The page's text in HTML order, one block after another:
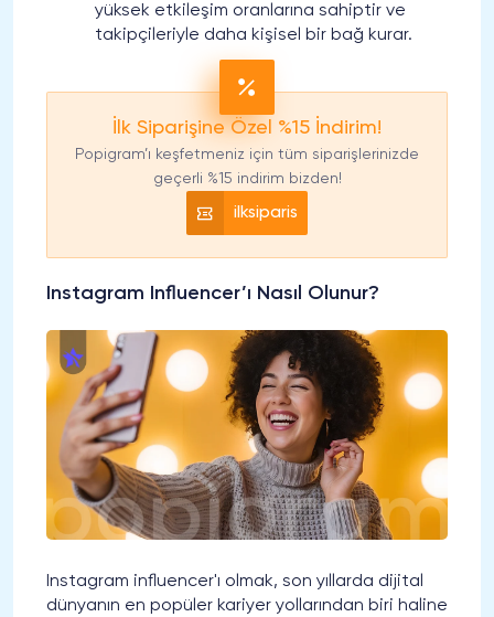
yüksek etkileşim oranlarına sahiptir ve
takipçileriyle daha kişisel bir bağ kurar.
İlk Siparişine Özel %15 İndirim!
Popigram’ı keşfetmeniz için tüm siparişlerinizde
geçerli %15 indirim bizden!
ilksiparis
Instagram Influencer’ı Nasıl Olunur?
Instagram influencer'ı olmak, son yıllarda dijital
dünyanın en popüler kariyer yollarından biri haline